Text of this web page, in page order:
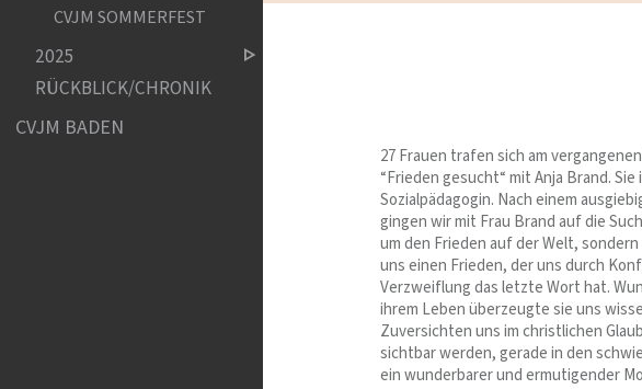
27 Frauen trafen sich am
“Frieden gesucht“ mit Anja Brand.
Sozialpädagogin. Nach einem
gingen wir mit Frau Brand auf die
um den Frieden auf der Welt,
uns einen Frieden, der uns durch
Verzweiflung das letzte Wort hat.
ihrem Leben überzeugte sie uns
Zuversichten uns im christlichen
sichtbar werden, gerade in den
ein wunderbarer und ermutigender
CVJM SOMMERFEST
2025
RÜCKBLICK/CHRONIK
CVJM BADEN